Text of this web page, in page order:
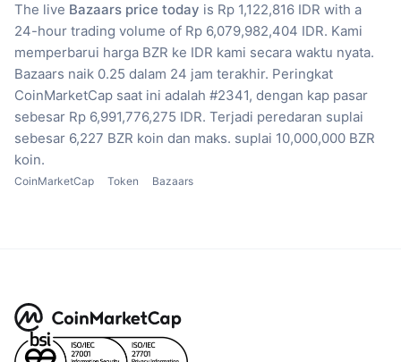
The live Bazaars price today is Rp 1,122,816 IDR with a
24-hour trading volume of Rp 6,079,982,404 IDR. Kami
memperbarui harga BZR ke IDR kami secara waktu nyata.
Bazaars naik 0.25 dalam 24 jam terakhir. Peringkat
CoinMarketCap saat ini adalah #2341, dengan kap pasar
sebesar Rp 6,991,776,275 IDR. Terjadi peredaran suplai
sebesar 6,227 BZR koin dan maks. suplai 10,000,000 BZR
koin.
CoinMarketCap Token Bazaars